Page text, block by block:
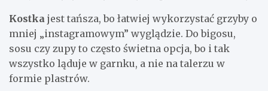
Kostka jest tańsza, bo łatwiej wykorzystać grzyby o
mniej „instagramowym” wyglądzie. Do bigosu,
sosu czy zupy to często świetna opcja, bo i tak
wszystko ląduje w garnku, a nie na talerzu w
formie plastrów.